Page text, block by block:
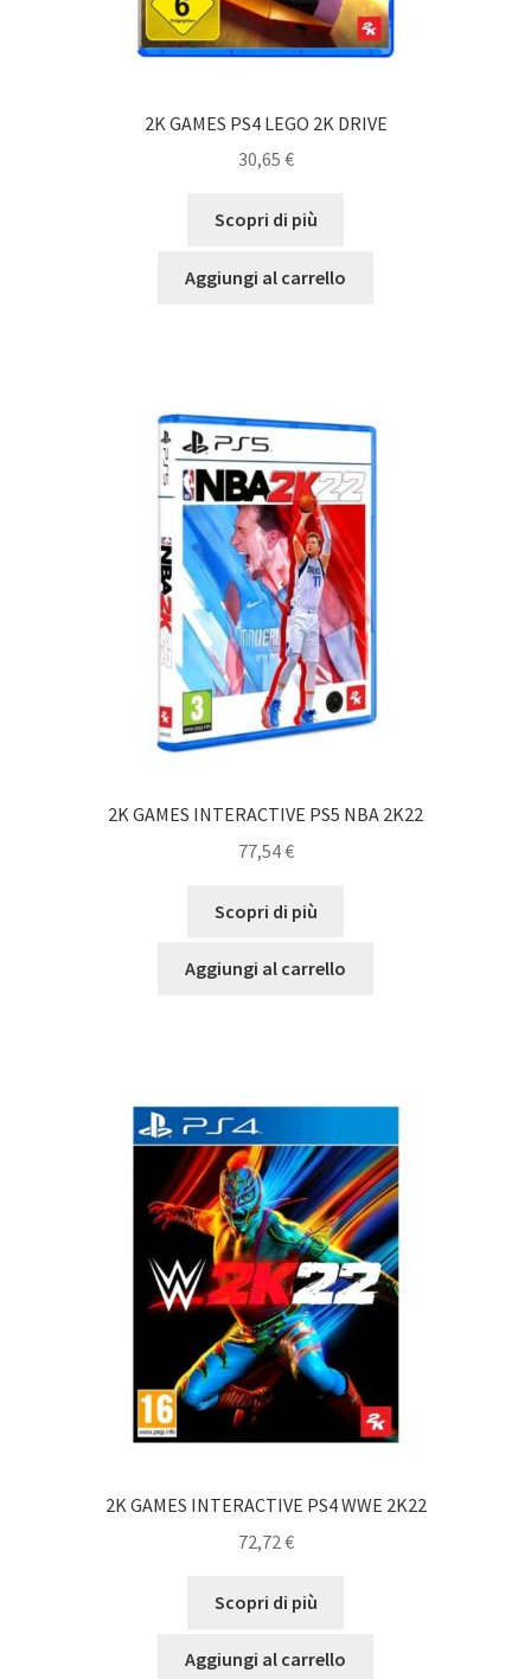
2K GAMES PS4 LEGO 2K DRIVE
30,65 €
Scopri di più
Aggiungi al carrello
2K GAMES INTERACTIVE PS5 NBA 2K22
77,54€
Scopri di più
Aggiungi al carrello
2K GAMES INTERACTIVE PS4 WWE 2K22
72,72 €
Scopri di più
Aggiungi al carrello